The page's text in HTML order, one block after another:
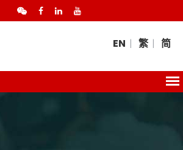
EN 繁 简